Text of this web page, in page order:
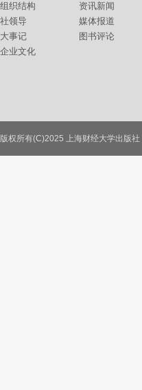
组织结构
社领导
大事记
企业文化
资讯新闻
媒体报道
图书评论
联系我们
版权所有(C)2025 上海财经大学出版社